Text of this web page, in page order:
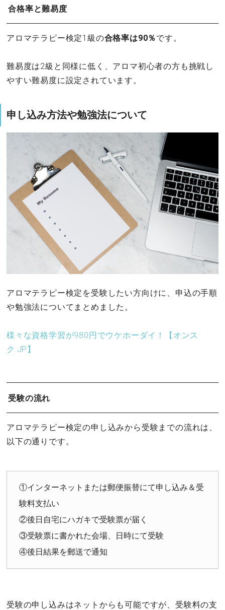
合格率と難易度
アロマテラピー検定1級の合格率は90％ です。
難易度は2級と同様に低く、アロマ初心者の方も挑戦し
やすい難易度に設定されています。
申し込み方法や勉強法について
アロマテラピー検定を受験したい方向けに、申込の手順
や勉強法についてまとめました。
様々な資格学習が980円でウケホーダイ！【オンス
ク.JP】
受験の流れ
アロマテラピー検定の申し込みから受験までの流れは、
以下の通りです。
①インターネットまたは郵便振替にて申し込み＆受
験料支払い
②後日自宅にハガキで受験票が届く
③受験票に書かれた会場、日時にて受験
④後日結果を郵送で通知
受験の申し込みはネットからも可能ですが、受験料の支